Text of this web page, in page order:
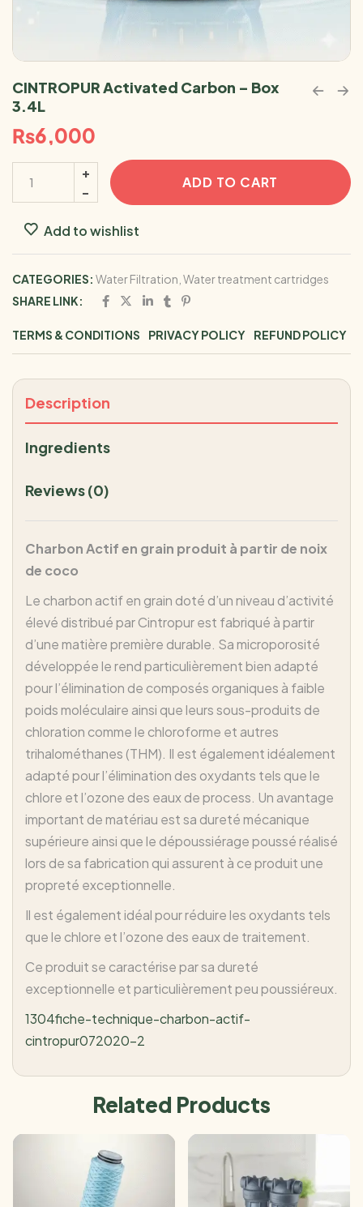
CINTROPUR Activated Carbon – Box
3.4L
₨6,000
ADD TO CART
Add to wishlist
CATEGORIES: Water Filtration Water treatment cartridges
SHARE LINK:
TERMS & CONDITIONS PRIVACY POLICY REFUND POLICY
Description
Ingredients
Reviews (0)
Charbon Actif en grain produit à partir de noix
de coco
Le charbon actif en grain doté d’un niveau d’activité
élevé distribué par Cintropur est fabriqué à partir
d’une matière première durable. Sa microporosité
développée le rend particulièrement bien adapté
pour l’élimination de composés organiques à faible
poids moléculaire ainsi que leurs sous-produits de
chloration comme le chloroforme et autres
trihalométhanes (THM). Il est également idéalement
adapté pour l’élimination des oxydants tels que le
chlore et l’ozone des eaux de process. Un avantage
important de matériau est sa dureté mécanique
supérieure ainsi que le dépoussiérage poussé réalisé
lors de sa fabrication qui assurent à ce produit une
propreté exceptionnelle.
Il est également idéal pour réduire les oxydants tels
que le chlore et l’ozone des eaux de traitement.
Ce produit se caractérise par sa dureté
exceptionnelle et particulièrement peu poussiéreux.
1304fiche-technique-charbon-actif-
cintropur072020-2
Related Products